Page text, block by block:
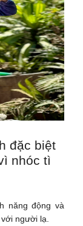
đặc biệt
nhóc tì
năng động và
người lạ.